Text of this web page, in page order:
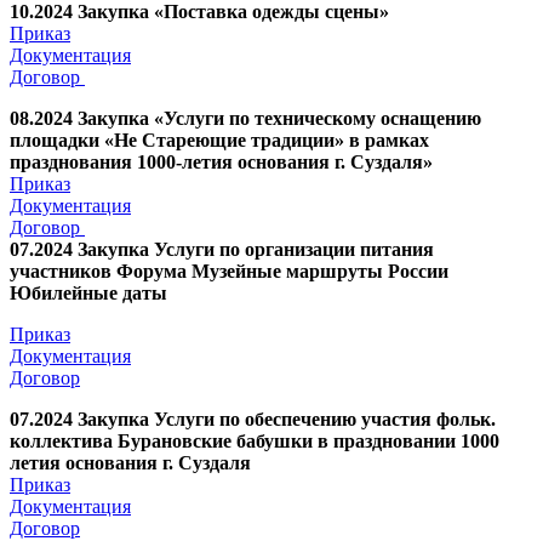
10.2024 Закупка «Поставка одежды сцены»
Приказ
Документация
Договор
08.2024 Закупка «Услуги по техническому оснащению
площадки «Не Стареющие традиции» в рамках
празднования 1000-летия основания г. Суздаля»
Приказ
Документация
Договор
07.2024 Закупка Услуги по организации питания
участников Форума Музейные маршруты России
Юбилейные даты
Приказ
Документация
Договор
07.2024 Закупка Услуги по обеспечению участия фольк.
коллектива Бурановские бабушки в праздновании 1000
летия основания г. Суздаля
Приказ
Документация
Договор